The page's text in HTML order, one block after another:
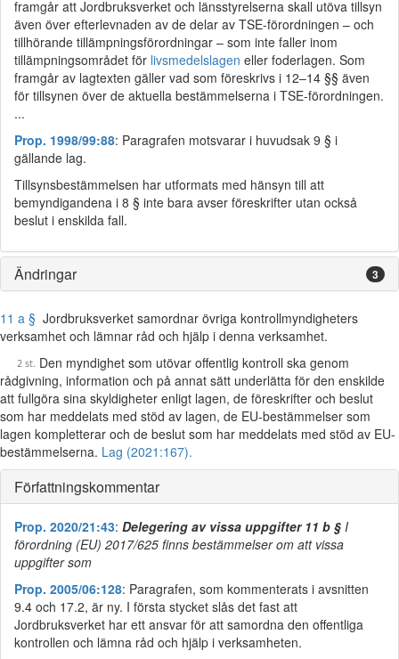
framgår att Jordbruksverket och länsstyrelserna skall utöva tillsyn
även över efterlevnaden av de delar av TSE-förordningen – och
tillhörande tillämpningsförordningar – som inte faller inom
tillämpningsområdet för livsmedelslagen eller foderlagen. Som
framgår av lagtexten gäller vad som föreskrivs i 12–14 §§ även
för tillsynen över de aktuella bestämmelserna i TSE-förordningen.
...
Prop. 1998/99:88: Paragrafen motsvarar i huvudsak 9 § i
gällande lag.
Tillsynsbestämmelsen har utformats med hänsyn till att
bemyndigandena i 8 § inte bara avser föreskrifter utan också
beslut i enskilda fall.
Ändringar 3
11 a § Jordbruksverket samordnar övriga kontrollmyndigheters
verksamhet och lämnar råd och hjälp i denna verksamhet.
Den myndighet som utövar offentlig kontroll ska genom
rådgivning, information och på annat sätt underlätta för den enskilde
att fullgöra sina skyldigheter enligt lagen, de föreskrifter och beslut
som har meddelats med stöd av lagen, de EU-bestämmelser som
lagen kompletterar och de beslut som har meddelats med stöd av EU-
bestämmelserna. Lag (2021:167).
Författningskommentar
Prop. 2020/21:43: Delegering av vissa uppgifter 11 b § I
förordning (EU) 2017/625 finns bestämmelser om att vissa
uppgifter som
Prop. 2005/06:128: Paragrafen, som kommenterats i avsnitten
9.4 och 17.2, är ny. I första stycket slås det fast att
Jordbruksverket har ett ansvar för att samordna den offentliga
kontrollen och lämna råd och hjälp i verksamheten.